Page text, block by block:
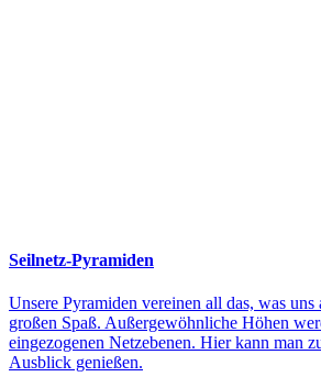
Seilnetz-Pyramiden
Unsere Pyramiden vereinen all das, was uns
großen Spaß. Außergewöhnliche Höhen
eingezogenen Netzebenen. Hier kann man
Ausblick genießen.